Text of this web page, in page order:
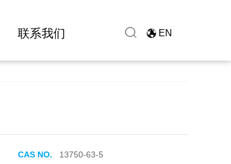
联系我们 EN
CAS NO.
13750-63-5